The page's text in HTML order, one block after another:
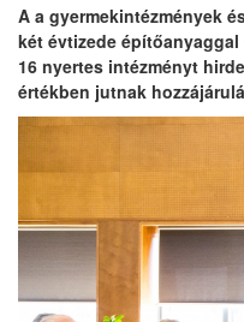
A a gyermekintézmények
két évtizede
16 nyertes intézményt
értékben jutnak